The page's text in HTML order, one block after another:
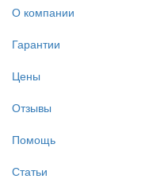
О компании
Гарантии
Цены
Отзывы
Помощь
Статьи